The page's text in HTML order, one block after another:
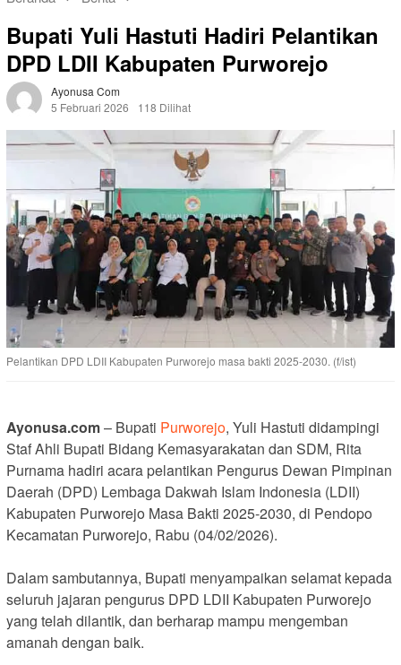
Bupati Yuli Hastuti ‎Hadiri Pelantikan
DPD LDII Kabupaten Purworejo
Ayonusa Com
5 Februari 2026
118 Dilihat
Pelantikan DPD LDII Kabupaten Purworejo masa bakti 2025-2030. (f/ist)
Ayonusa.com– Bupati Purworejo, Yuli Hastuti didampingi
Staf Ahli Bupati Bidang Kemasyarakatan dan SDM, Rita
Purnama hadiri acara pelantikan Pengurus Dewan Pimpinan
Daerah (DPD) Lembaga Dakwah Islam Indonesia (LDII)
Kabupaten Purworejo Masa Bakti 2025-2030, di Pendopo
Kecamatan Purworejo, Rabu (04/02/2026).
‎Dalam sambutannya, Bupati menyampaikan selamat kepada
seluruh jajaran pengurus DPD LDII Kabupaten Purworejo
yang telah dilantik, dan berharap mampu mengemban
amanah dengan baik.